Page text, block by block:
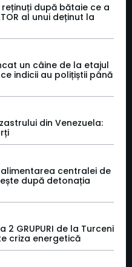
după bătaie ce a
al unui deținut la
un câine de la etajul
indicii au polițiștii până
din Venezuela:
centralei de
după detonația
GRUPURI de la Turceni
criza energetică